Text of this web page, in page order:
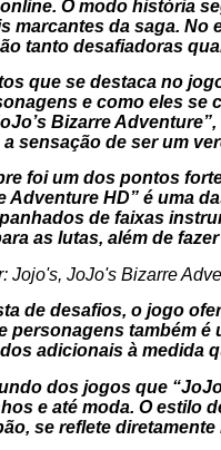
O modo história
marcantes da saga. No
tanto desafiadoras
que se destaca no
e como eles se
Bizarre
sensação de ser um
foi um dos pontos
Adventure HD” é uma
de faixas
as lutas, além de
de desafios, o jogo
personagens também
adicionais à medida
dos jogos que
e até moda. O estilo
se reflete